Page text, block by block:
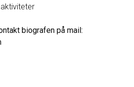
biografen på mail: